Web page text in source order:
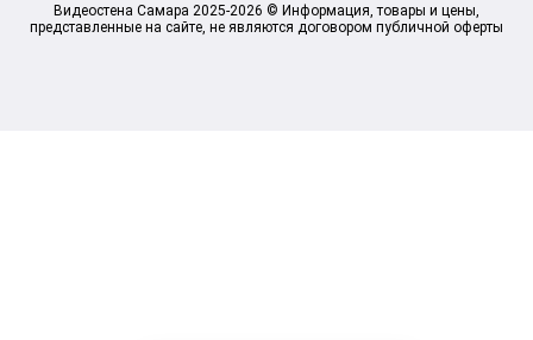
Видеостена Самара 2025-2026 © Информация, товары и цены,
представленные на сайте, не являются договором публичной оферты